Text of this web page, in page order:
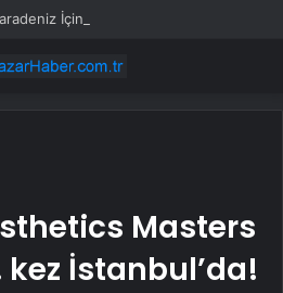
Masters
İstanbul’da!